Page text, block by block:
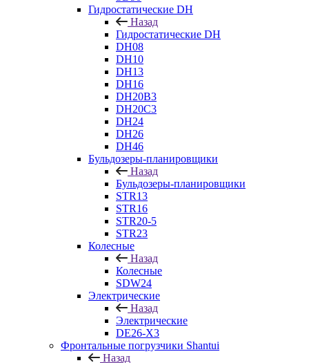
Гидростатические DH
Назад
Гидростатические DH
DH08
DH10
DH13
DH16
DH20B3
DH20C3
DH24
DH26
DH46
Бульдозеры-планировщики
Назад
Бульдозеры-планировщики
STR13
STR16
STR20-5
STR23
Колесные
Назад
Колесные
SDW24
Электрические
Назад
Электрические
DE26-X3
Фронтальные погрузчики Shantui
Назад